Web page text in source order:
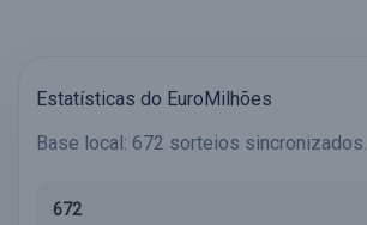
Estatísticas do EuroMilhões
Base local: 672 sorteios sincronizados.
672